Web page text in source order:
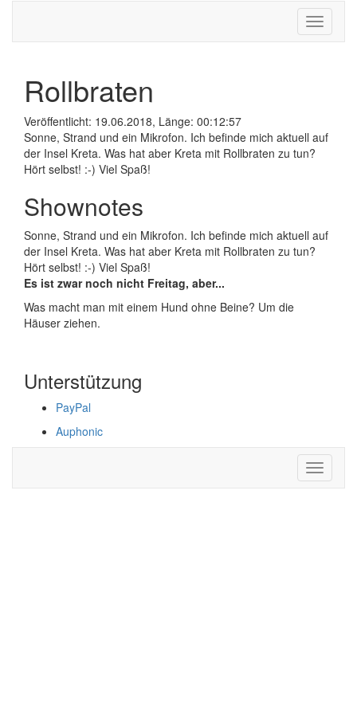
Rollbraten
Veröffentlicht: 19.06.2018, Länge: 00:12:57
Sonne, Strand und ein Mikrofon. Ich befinde mich aktuell auf
der Insel Kreta. Was hat aber Kreta mit Rollbraten zu tun?
Hört selbst! :-) Viel Spaß!
Shownotes
Sonne, Strand und ein Mikrofon. Ich befinde mich aktuell auf
der Insel Kreta. Was hat aber Kreta mit Rollbraten zu tun?
Hört selbst! :-) Viel Spaß!
Es ist zwar noch nicht Freitag, aber...
Was macht man mit einem Hund ohne Beine? Um die
Häuser ziehen.
Unterstützung
PayPal
Auphonic